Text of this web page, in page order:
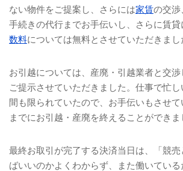
ない物件をご提案し、さらには家賃の交渉
手続きの代行までお手伝いし、さらに賃
数料については無料とさせていただきまし
お引越については、産廃・引越業者と交
ご提示させていただきました。仕事で忙し
間も限られていたので、お手伝いもさせ
までにお引越・産廃を終えることができま
最終お取引が完了する決済当日は、「競
ばいいのかよくわからず、また働いてい